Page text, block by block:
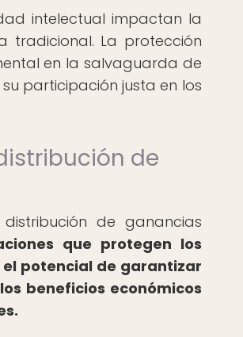
intelectual impactan la
tradicional. La protección
en la salvaguarda de
participación justa en los
de
de ganancias
que protegen los
potencial de garantizar
beneficios económicos